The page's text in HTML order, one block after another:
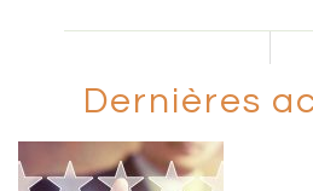
Dernières